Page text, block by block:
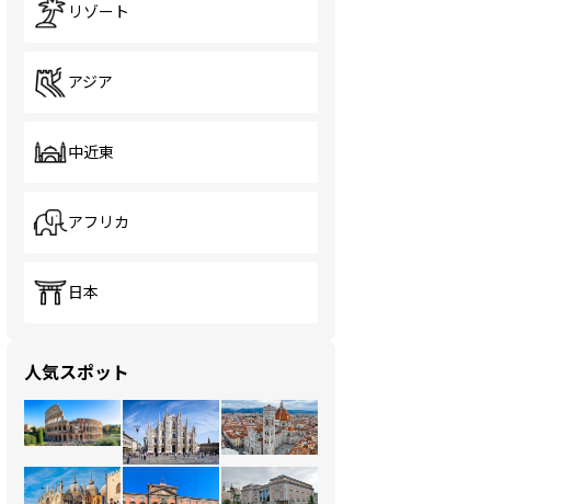
リゾート
アジア
中近東
アフリカ
日本
人気スポット